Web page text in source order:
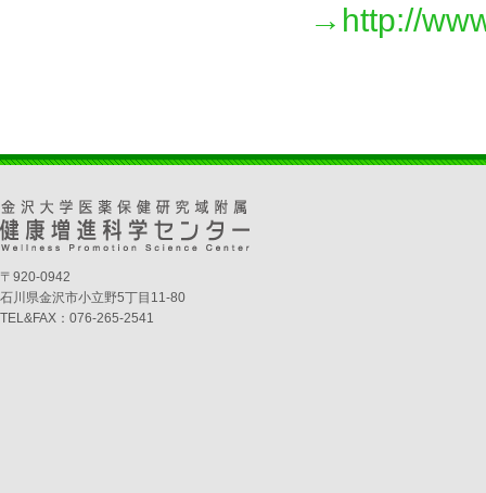
→http://
〒920-0942
石川県金沢市小立野5丁目11-80
TEL&FAX：076-265-2541